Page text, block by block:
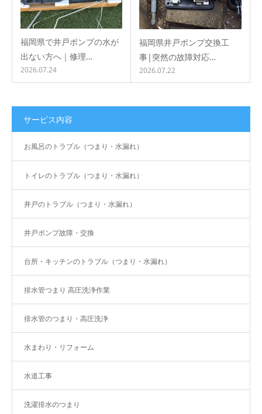
福岡県で井戸ポンプの水が
出ない方へ｜修理…
2026.07.24
福岡県井戸ポンプ交換工
事|突然の故障対応…
2026.07.22
サービス内容
お風呂のトラブル（つまり・水漏れ）
トイレのトラブル（つまり・水漏れ）
井戸のトラブル（つまり・水漏れ）
井戸ポンプ故障・交換
台所・キッチンのトラブル（つまり・水漏れ）
排水管つまり 高圧洗浄作業
排水管のつまり・高圧洗浄
水まわり・リフォーム
水道工事
洗濯排水のつまり